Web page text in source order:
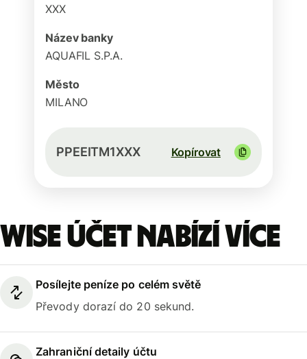
XXX
Název banky
AQUAFIL S.P.A.
Město
MILANO
PPEEITM1XXX Kopírovat
Wise účet nabízí více
Posílejte peníze po celém světě
Převody dorazí do 20 sekund.
Zahraniční detaily účtu